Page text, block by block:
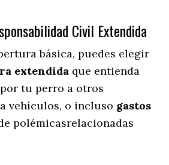
Civil Extendida
básica, puedes elegir
extendida que entienda
tu perro a otros
vehículos, o incluso gastos
polémicasrelacionadas